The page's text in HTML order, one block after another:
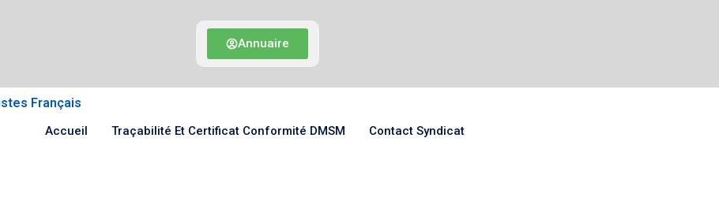
Annuaire
Français
Accueil Traçabilité Et Certificat Conformité DMSM Contact Syndicat